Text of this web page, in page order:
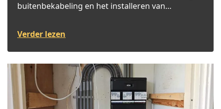
buitenbekabeling en het installeren van
Verder lezen